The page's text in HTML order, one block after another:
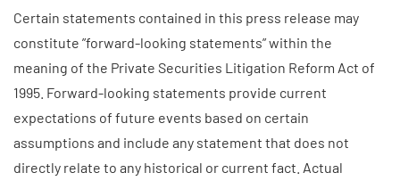
Certain statements contained in this press release may
constitute ”forward-looking statements” within the
meaning of the Private Securities Litigation Reform Act of
1995. Forward-looking statements provide current
expectations of future events based on certain
assumptions and include any statement that does not
directly relate to any historical or current fact. Actual